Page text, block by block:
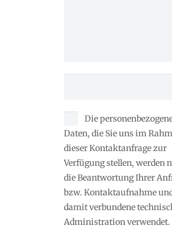
Die
Daten, die Sie uns im
dieser Kontaktanfrage zur
Verfügung stellen, werden
die Beantwortung Ihrer
bzw. Kontaktaufnahme
damit verbundene
Administration verwendet.